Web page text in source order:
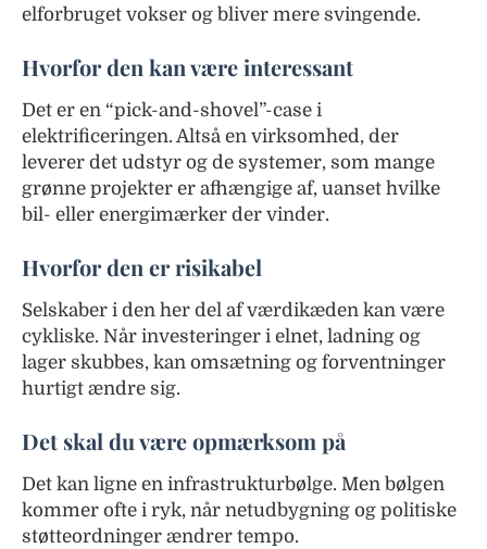
elforbruget vokser og bliver mere svingende.
Hvorfor den kan være interessant
Det er en “pick-and-shovel”-case i
elektrificeringen. Altså en virksomhed, der
leverer det udstyr og de systemer, som mange
grønne projekter er afhængige af, uanset hvilke
bil- eller energimærker der vinder.
Hvorfor den er risikabel
Selskaber i den her del af værdikæden kan være
cykliske. Når investeringer i elnet, ladning og
lager skubbes, kan omsætning og forventninger
hurtigt ændre sig.
Det skal du være opmærksom på
Det kan ligne en infrastrukturbølge. Men bølgen
kommer ofte i ryk, når netudbygning og politiske
støtteordninger ændrer tempo.